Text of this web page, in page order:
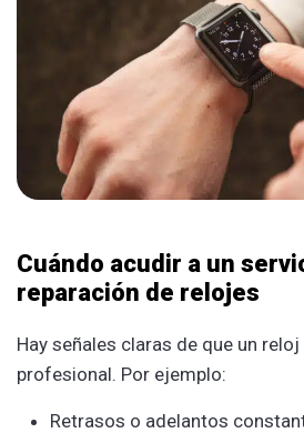
Cuándo acudir a un
reparación de relojes
Hay señales claras de que un
profesional. Por ejemplo:
Retrasos o adelantos